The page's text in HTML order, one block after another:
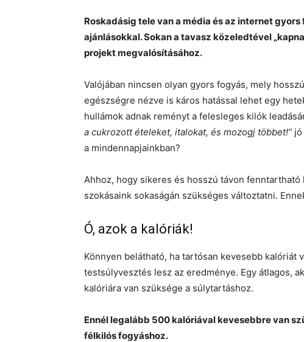
Roskadásig tele van a média és az internet
ajánlásokkal. Sokan a tavasz közeledtével
projekt megvalósításához.
Valójában nincsen olyan gyors fogyás, mely
egészségre nézve is káros hatással lehet egy
hullámok adnak reményt a felesleges kilók
a cukrozott ételeket, italokat, és mozogj többet!”
a mindennapjainkban?
Ahhoz, hogy sikeres és hosszú távon
szokásaink sokaságán szükséges változtatni.
Ó, azok a kalóriák!
Könnyen belátható, ha tartósan kevesebb kalóriát
testsúlyvesztés lesz az eredménye. Egy átlagos,
kalóriára van szüksége a súlytartáshoz.
Ennél legalább 500 kalóriával kevesebbre van
félkilós fogyáshoz.